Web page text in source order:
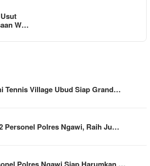
W…
Tennis Village Ubud Siap Grand…
Personel Polres Ngawi, Raih Ju…